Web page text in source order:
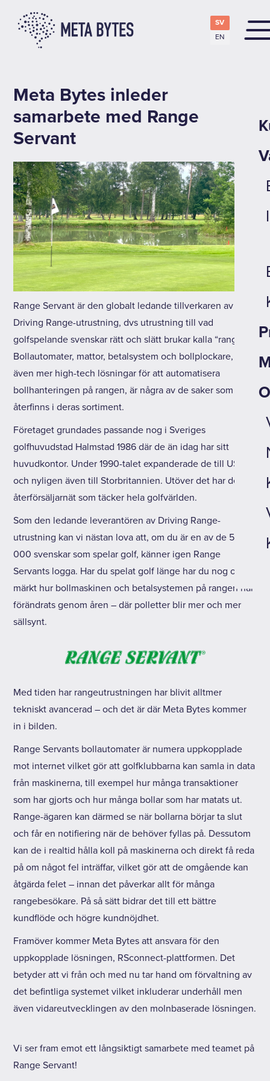
SV
EN
Meta Bytes inleder
samarbete med Range
Servant
Range Servant är den globalt ledande tillverkaren av
Driving Range-utrustning, dvs utrustning till vad
golfspelande svenskar rätt och slätt brukar kalla “rangen”.
Bollautomater, mattor, betalsystem och bollplockare, men
även mer high-tech lösningar för att automatisera
bollhanteringen på rangen, är några av de saker som
återfinns i deras sortiment.
Företaget grundades passande nog i Sveriges
golfhuvudstad Halmstad 1986 där de än idag har sitt
huvudkontor. Under 1990-talet expanderade de till USA
och nyligen även till Storbritannien. Utöver det har de ett
återförsäljarnät som täcker hela golfvärlden.
Som den ledande leverantören av Driving Range-
utrustning kan vi nästan lova att, om du är en av de 500
000 svenskar som spelar golf, känner igen Range
Servants logga. Har du spelat golf länge har du nog också
märkt hur bollmaskinen och betalsystemen på rangen har
förändrats genom åren – där polletter blir mer och mer
sällsynt.
Med tiden har rangeutrustningen har blivit alltmer
tekniskt avancerad – och det är där Meta Bytes kommer
in i bilden.
Range Servants bollautomater är numera uppkopplade
mot internet vilket gör att golfklubbarna kan samla in data
från maskinerna, till exempel hur många transaktioner
som har gjorts och hur många bollar som har matats ut.
Range-ägaren kan därmed se när bollarna börjar ta slut
och får en notifiering när de behöver fyllas på. Dessutom
kan de i realtid hålla koll på maskinerna och direkt få reda
på om något fel inträffar, vilket gör att de omgående kan
åtgärda felet – innan det påverkar allt för många
rangebesökare. På så sätt bidrar det till ett bättre
kundflöde och högre kundnöjdhet.
Framöver kommer Meta Bytes att ansvara för den
uppkopplade lösningen, RSconnect-plattformen. Det
betyder att vi från och med nu tar hand om förvaltning av
det befintliga systemet vilket inkluderar underhåll men
även vidareutvecklingen av den molnbaserade lösningen.
Vi ser fram emot ett långsiktigt samarbete med teamet på
Range Servant!